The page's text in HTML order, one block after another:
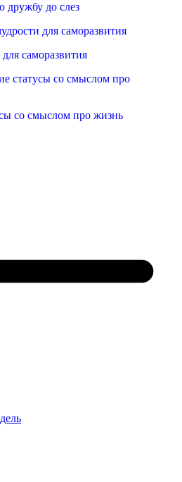
дружбу до слез
саморазвития
со смыслом про жизнь